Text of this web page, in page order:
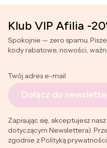
Klub VIP Afilia -
Spokojnie — zero spamu.
kody rabatowe, nowości,
Twój adres e-mail
Dołącz do
Zapisując się, akceptujesz
dotyczącym Newslettera).
zgodnie z Polityką